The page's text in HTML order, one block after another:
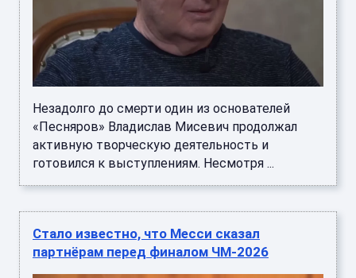
Стало известно, что Месси сказал
партнёрам перед финалом ЧМ-2026
Лионель Месси незадолго до финала